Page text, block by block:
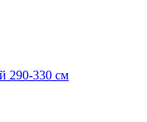
290-330 см